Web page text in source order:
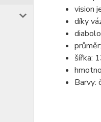
vision
díky
šířka:
Barvy: